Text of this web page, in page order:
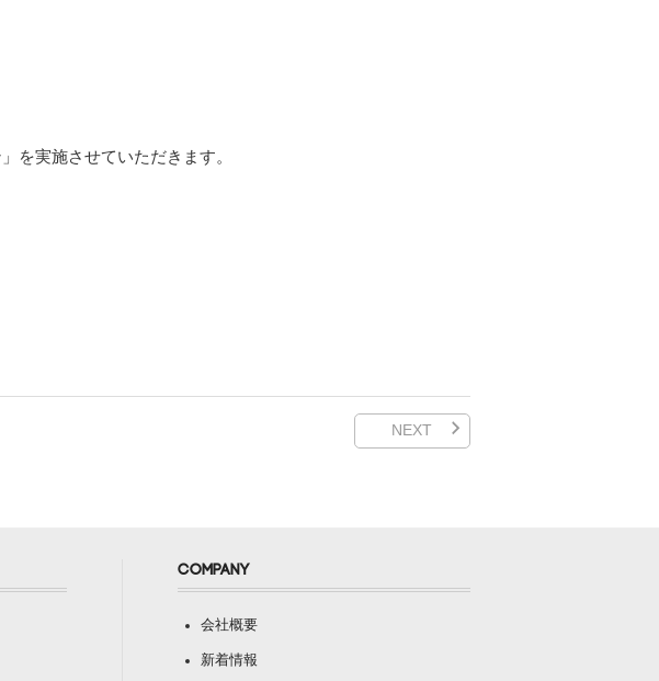
を実施させていただきます。
NEXT
COMPANY
会社概要
新着情報